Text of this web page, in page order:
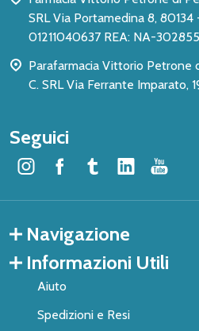
SRL Via Portamedina 8, 80134 - Napoli NA P.IVA:
01211040637 REA: NA-302855
Parafarmacia Vittorio Petrone
C. SRL Via Ferrante Imparato,
Seguici
Navigazione
Informazioni Utili
Aiuto
Spedizioni e Resi